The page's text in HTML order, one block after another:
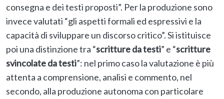
consegna e dei testi proposti”. Per la produzione sono
invece valutati “gli aspetti formali ed espressivi e la
capacità di sviluppare un discorso critico”. Si istituisce
poi una distinzione tra “scritture da testi” e “scritture
svincolate da testi”: nel primo caso la valutazione è più
attenta a comprensione, analisi e commento, nel
secondo, alla produzione autonoma con particolare